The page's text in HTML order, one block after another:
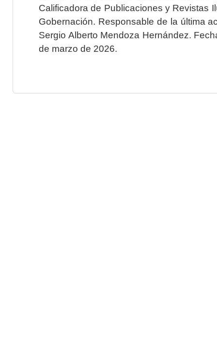
Calificadora de Publicaciones y Revistas
Gobernación. Responsable de la última
Sergio Alberto Mendoza Hernández.
de marzo de 2026.